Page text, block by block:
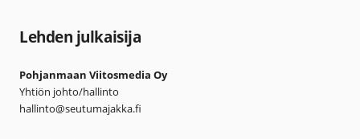
Lehden julkaisija
Pohjanmaan Viitosmedia Oy
Yhtiön johto/hallinto
hallinto@seutumajakka.fi